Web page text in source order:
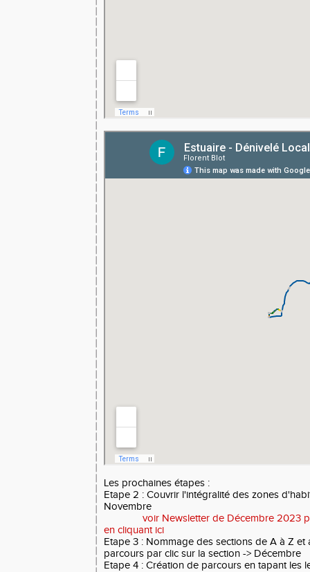
Les prochaines étapes :
Etape 2 : Couvrir l'intégralité des zones
Novembre
voir Newsletter de Décembre 2023
en cliquant ici
Etape 3 : Nommage des sections de A à Z
parcours par clic sur la section -> Décembre
Etape 4 : Création de parcours en tapant les